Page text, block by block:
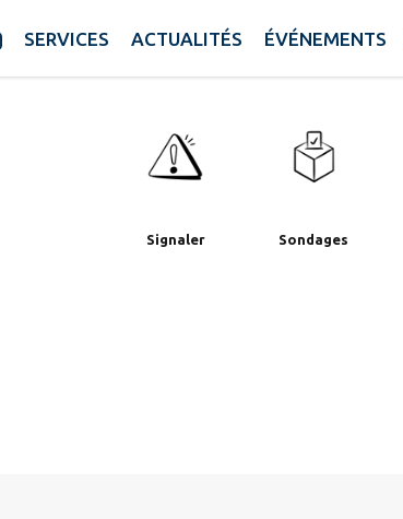
SERVICES ACTUALITÉS ÉVÉNEMENTS
Boîte à idées Commerces
Signaler Sondages